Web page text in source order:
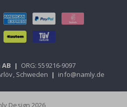
| ORG: 559216-9097
Schweden | info@namly.de
Design 2026